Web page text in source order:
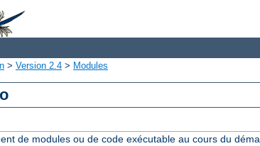
> Version 2.4 > Modules
de modules ou de code exécutable au cours du